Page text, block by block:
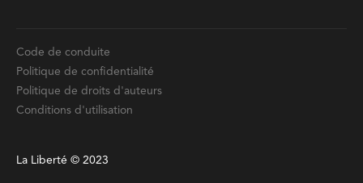
Code de conduite
Politique de confidentialité
Politique de droits d'auteurs
Conditions d'utilisation
La Liberté © 2023